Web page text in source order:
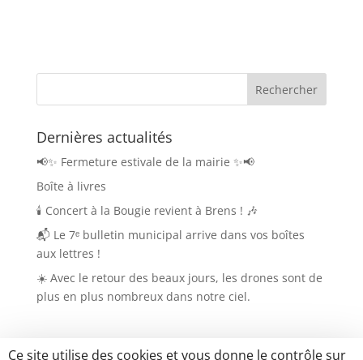
Dernières actualités
📢✨ Fermeture estivale de la mairie ✨📢
Boîte à livres
🕯️ Concert à la Bougie revient à Brens ! 🎶
📬 Le 7ᵉ bulletin municipal arrive dans vos boîtes
aux lettres !
☀️ Avec le retour des beaux jours, les drones sont de
plus en plus nombreux dans notre ciel.
Ce site utilise des cookies et vous donne le contrôle sur